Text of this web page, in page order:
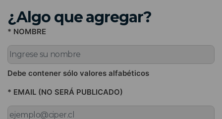
¿Algo que agregar?
* NOMBRE
Debe contener sólo valores alfabéticos
* EMAIL (NO SERÁ PUBLICADO)